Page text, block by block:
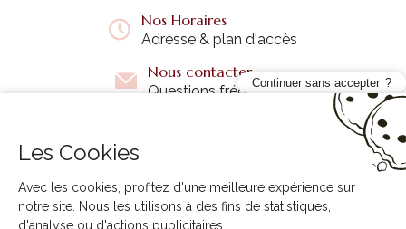
Nos Horaires
Adresse & plan d'accès
Nous contacter
Questions fréquentesContinuer sans accepter
Les Cookies
Avec les cookies, profitez d'une meilleure expérience sur
notre site. Nous les utilisons à des fins de statistiques,
d'analyse ou d'actions publicitaires.